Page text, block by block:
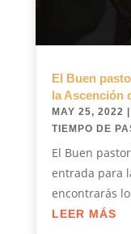
El Buen
la Ascención
MAY 25, 2022
TIEMPO DE
El Buen
entrada para
encontrarás
LEER MÁS